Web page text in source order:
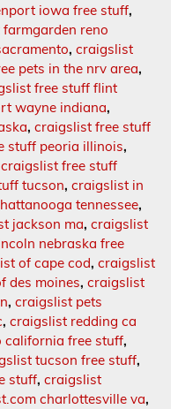
iowa free stuff,
reno
, craigslist
pets in the nrv area,
free stuff flint
wayne indiana,
, craigslist free stuff
stuff peoria illinois,
craigslist free stuff
tucson, craigslist in
tennessee,
jackson ma, craigslist
nebraska free
of cape cod, craigslist
des moines, craigslist
, craigslist pets
, craigslist redding ca
california free stuff,
tucson free stuff,
stuff, craigslist
charlottesville va,